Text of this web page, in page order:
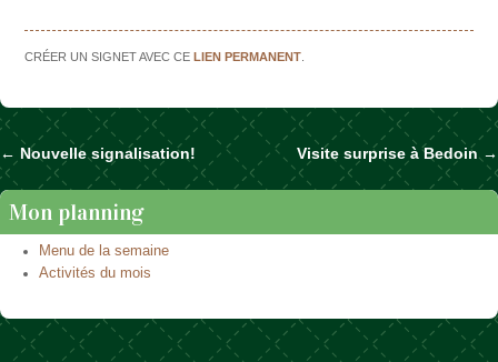
CRÉER UN SIGNET AVEC CELIEN PERMANENT
Naviguer dans les articles
← Nouvelle signalisation! Visite surprise à Bedoin →
Mon planning
Menu de la semaine
Activités du mois